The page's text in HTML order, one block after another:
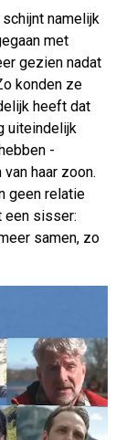
namelijk
met
gezien nadat
konden ze
heeft dat
uiteindelijk
-
haar zoon.
geen relatie
een sisser:
samen, zo